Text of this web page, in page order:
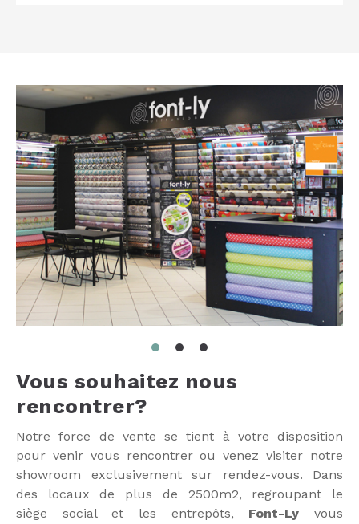
Vous souhaitez nous
rencontrer?
Notre force de vente se tient à votre disposition
pour venir vous rencontrer ou venez visiter notre
showroom exclusivement sur rendez-vous. Dans
des locaux de plus de 2500m2, regroupant le
siège social et les entrepôts, Font-Lyvous